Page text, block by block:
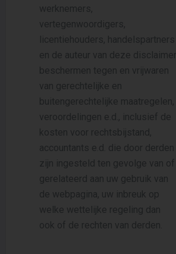
werknemers,
vertegenwoordigers,
licentiehouders, handelspartners
en de auteur van deze disclaimer
beschermen tegen en vrijwaren
van gerechtelijke en
buitengerechtelijke maatregelen,
veroordelingen e.d., inclusief de
kosten voor rechtsbijstand,
accountants e.d. die door derden
zijn ingesteld ten gevolge van of
gerelateerd aan uw gebruik van
de webpagina, uw inbreuk op
welke wettelijke regeling dan
ook of de rechten van derden.